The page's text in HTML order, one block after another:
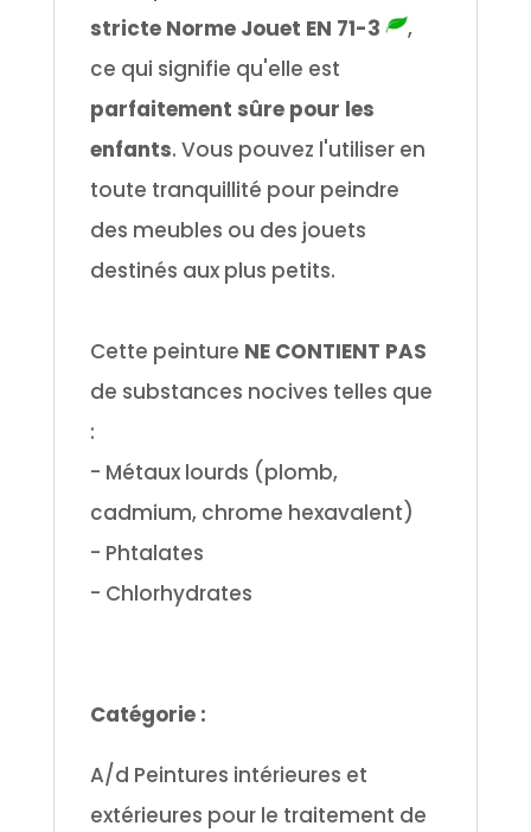
stricte Norme Jouet EN 71-3
,
ce qui signifie qu'elle est
parfaitement sûre pour les
enfants. Vous pouvez l'utiliser en
toute tranquillité pour peindre
des meubles ou des jouets
destinés aux plus petits.
Cette peinture NE CONTIENT PAS
de substances nocives telles que
:
- Métaux lourds (plomb,
cadmium, chrome hexavalent)
- Phtalates
- Chlorhydrates
Catégorie :
A/d Peintures intérieures et
extérieures pour le traitement de